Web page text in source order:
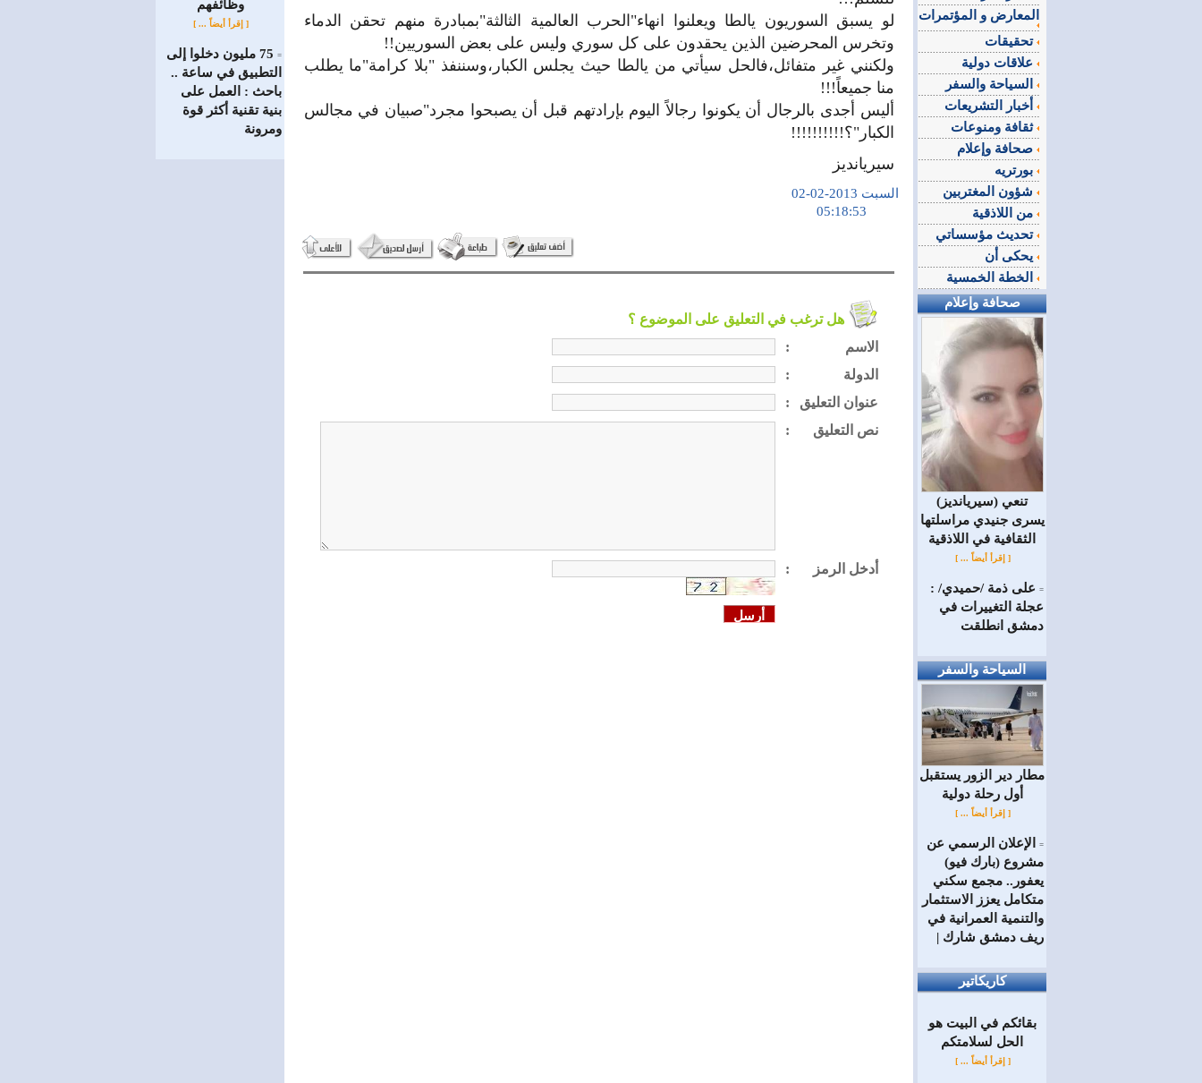
‏وظائفهم
[ إقرأ أيضاً ... ]
=
75 مليون دخلوا إلى
التطبيق في ساعة ..
باحث : العمل على
بنية تقنية أكثر قوة
ومرونة
لو يسبق السوريون يالطا ويعلنوا انهاء"الحرب العالمية الثالثة"بمبادرة منهم تحقن الدماء
وتخرس المحرضين الذين يحقدون على كل سوري وليس على بعض السوريين!!
ولكنني غير متفائل،فالحل سيأتي من يالطا حيث يجلس الكبار،وسننفذ "بلا كرامة"ما يطلب
منا جميعاً!!!
أليس أجدى بالرجال أن يكونوا رجالاً اليوم بإرادتهم قبل أن يصبحوا مجرد"صبيان في مجالس
الكبار"؟!!!!!!!!!!
سيريانديز
السبت 2013-02-02
هل ترغب في التعليق على الموضوع ؟
:
الاسم
:
الدولة
:
عنوان التعليق
:
نص التعليق
: أدخل الرمز
المعارض و المؤتمرات
تحقيقات
ثقافة ومنوعات
تحديث مؤسساتي
صحافة وإعلام
(سيريانديز) تنعي
يسرى جنيدي مراسلتها
الثقافية في اللاذقية
[ إقرأ أيضاً ... ]
= على ذمة /حميدي/ :
عجلة التغييرات في
دمشق انطلقت
السياحة والسفر
مطار دير الزور يستقبل
أول رحلة دولية
[ إقرأ أيضاً ... ]
=
الإعلان الرسمي عن
مشروع (بارك فيو)
يعفور.. مجمع سكني
متكامل يعزز الاستثمار
والتنمية العمرانية في
ريف دمشق شارك |
كاريكاتير
بقائكم في البيت هو
الحل لسلامتكم
[ إقرأ أيضاً ... ]